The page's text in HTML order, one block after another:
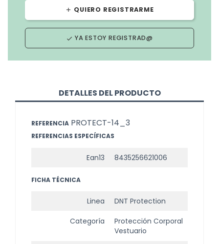
add QUIERO REGISTRARME
done YA ESTOY REGISTRAD@
DETALLES DEL PRODUCTO
REFERENCIA PROTECT-14_3
REFERENCIAS ESPECÍFICAS
Ean13 8435256621006
FICHA TÉCNICA
Linea DNT Protection
Categoría
Protección Corporal
Vestuario